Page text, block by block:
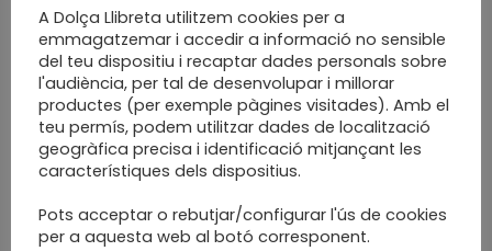
handmade
llibre paper
sabadell
slow craft
slow made
taller
work in progress
A Dolça Llibreta utilitzem cookies per a
emmagatzemar i accedir a informació no sensible
del teu dispositiu i recaptar dades personals sobre
l'audiència, per tal de desenvolupar i millorar
productes (per exemple pàgines visitades). Amb el
teu permís, podem utilitzar dades de localització
geogràfica precisa i identificació mitjançant les
característiques dels dispositius.
Pots acceptar o rebutjar/configurar l'ús de cookies
per a aquesta web al botó corresponent.